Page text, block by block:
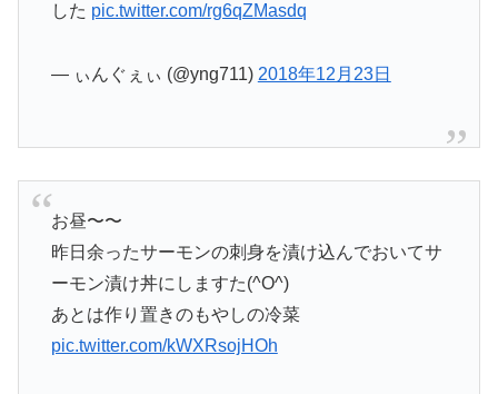
した pic.twitter.com/rg6qZMasdq
— ぃんぐぇぃ (@yng711) 2018年12月23日
お昼〜〜
昨日余ったサーモンの刺身を漬け込んでおいてサ
ーモン漬け丼にしますた(^O^)
あとは作り置きのもやしの冷菜
pic.twitter.com/kWXRsojHOh